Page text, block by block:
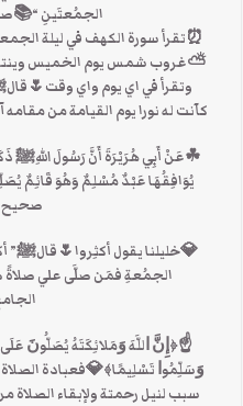
الجمُعتَينِ
⏰تقرأ سورة الكهف في ليلة
⛅غروب شمس يوم الخميس
وتقرأ في اي يوم واي
كآنت له نورا يوم القيامة من مقامه
☘عَنْ أَبِي هُرَيْرَةَ أَنَّ رَسُولَ اللهِﷺَ
يُوَافِقُهَا عَبْدٌ مُسْلِمٌ وَهُوَ قَائِمٌ
صحيح
💎خليلنا يقول أكثِروا🌷قالﷺ”
الجمُعةِ فمَن صلَّى علي صلاةً
☝﴿ﺇِﻥَّ ﺍﻟﻠَّﻪَ ﻭَﻣَﻼ‌ﺋِﻜَﺘَﻪُ ﻳُﺼَﻠُّﻮﻥَ ﻋَﻠَﻰ
ﻭَﺳَﻠِّﻤُﻮﺍ ﺗَﺴْﻠِﻴﻤًﺎ﴾💎فعبادة
سبب لنيل رحمتة ولإبقاء الصلاة